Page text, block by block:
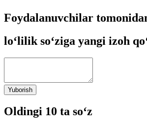
Foydalanuvchilar
lo‘lilik so‘ziga yangi izoh
Yuborish
Oldingi 10 ta so‘z